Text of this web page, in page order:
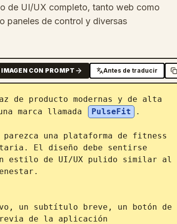
de UI/UX completo, tanto web como
paneles de control y diversas
IMAGEN CON PROMPT Antes de traducir
de producto modernas y de alta
marca llamada PulseFit .
parezca una plataforma de fitness
El diseño debe sentirse
estilo de UI/UX pulido similar al
un subtítulo breve, un botón de
de la aplicación